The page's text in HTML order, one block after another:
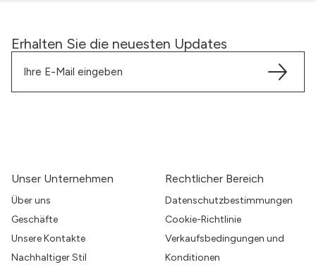
Erhalten Sie die neuesten Updates
Unser Unternehmen
Über uns
Geschäfte
Unsere Kontakte
Nachhaltiger Stil
Rechtlicher Bereich
Datenschutzbestimmungen
Cookie-Richtlinie
Verkaufsbedingungen und
Konditionen